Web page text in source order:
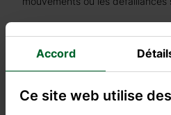
aux sols argileux, instables ou
phréatiques.
Les fondations en dalles de
conception structurelle
Accord
Ce site web utilise